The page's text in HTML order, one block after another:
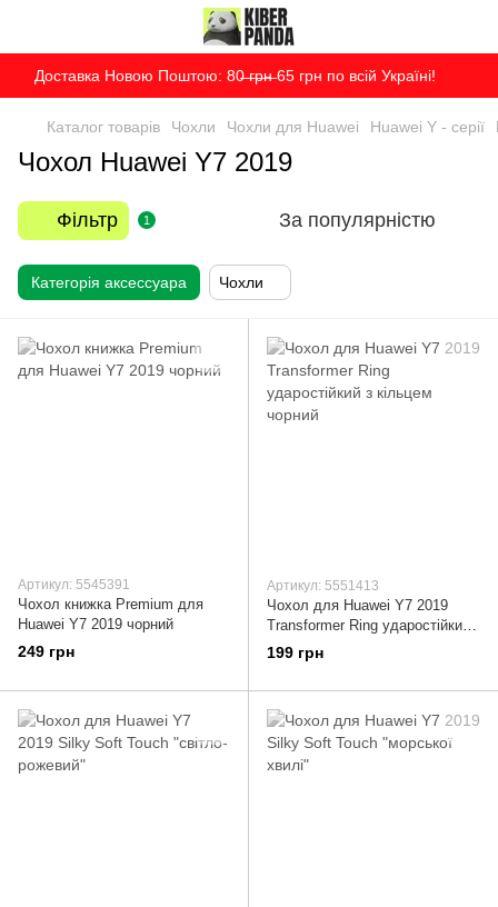
Доставка Новою Поштою: 80̶ ̶г̶р̶н̶ 65 грн по всій Україні!
Каталог товарів Чохли Чохли для Huawei Huawei Y - серії
Чохол Huawei Y7 2019
Фільтр 1 За популярністю
Категорія аксессуара Чохли
Артикул: 5545391
Чохол книжка Premium для
Huawei Y7 2019 чорний
249 грн
Артикул: 5551413
Чохол для Huawei Y7 2019
Transformer Ring ударостійкий
з кільцем чорний
199 грн